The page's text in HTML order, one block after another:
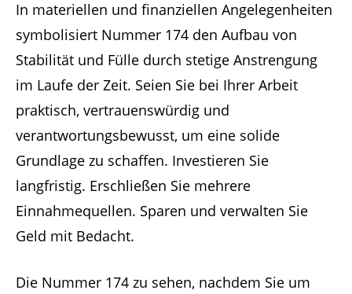
In materiellen und finanziellen Angelegenheiten
symbolisiert Nummer 174 den Aufbau von
Stabilität und Fülle durch stetige Anstrengung
im Laufe der Zeit. Seien Sie bei Ihrer Arbeit
praktisch, vertrauenswürdig und
verantwortungsbewusst, um eine solide
Grundlage zu schaffen. Investieren Sie
langfristig. Erschließen Sie mehrere
Einnahmequellen. Sparen und verwalten Sie
Geld mit Bedacht.
Die Nummer 174 zu sehen, nachdem Sie um